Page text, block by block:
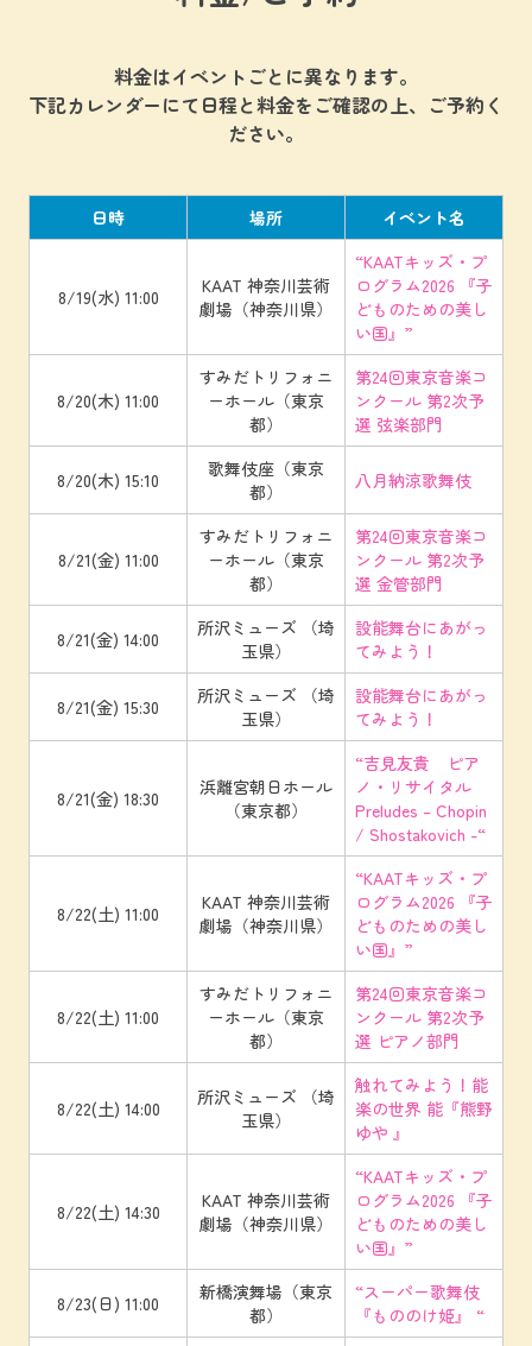
料金はイベントごとに異なります。
下記カレンダーにて日程と料金をご確認の上、ご予約く
ださい。
日時 場所 イベント名
8/19(水) 11:00
KAAT 神奈川芸術
劇場（神奈川県）
“KAATキッズ・プ
ログラム2026 『子
どものための美し
い国』”
8/20(木) 11:00
すみだトリフォニ
ーホール（東京
都）
第24回東京音楽コ
ンクール 第2次予
選 弦楽部門
8/20(木) 15:10
歌舞伎座（東京
都）
八月納涼歌舞伎
8/21(金) 11:00
すみだトリフォニ
ーホール（東京
都）
第24回東京音楽コ
ンクール 第2次予
選 金管部門
8/21(金) 14:00
所沢ミューズ （埼
玉県）
設能舞台にあがっ
てみよう！
8/21(金) 15:30
所沢ミューズ （埼
玉県）
設能舞台にあがっ
てみよう！
8/21(金) 18:30
浜離宮朝日ホール
（東京都）
“吉見友貴 ピア
ノ・リサイタル
Preludes – Chopin
/ Shostakovich -“
8/22(土) 11:00
KAAT 神奈川芸術
劇場（神奈川県）
“KAATキッズ・プ
ログラム2026 『子
どものための美し
い国』”
8/22(土) 11:00
すみだトリフォニ
ーホール（東京
都）
第24回東京音楽コ
ンクール 第2次予
選 ピアノ部門
8/22(土) 14:00
所沢ミューズ （埼
玉県）
触れてみよう！能
楽の世界 能『熊野
ゆや 』
8/22(土) 14:30
KAAT 神奈川芸術
劇場（神奈川県）
“KAATキッズ・プ
ログラム2026 『子
どものための美し
い国』”
8/23(日) 11:00
新橋演舞場（東京
都）
“スーパー歌舞伎
『もののけ姫』 “